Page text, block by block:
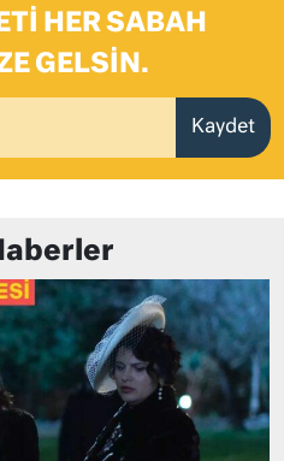
HER SABAH
GELSIN.
Kaydet